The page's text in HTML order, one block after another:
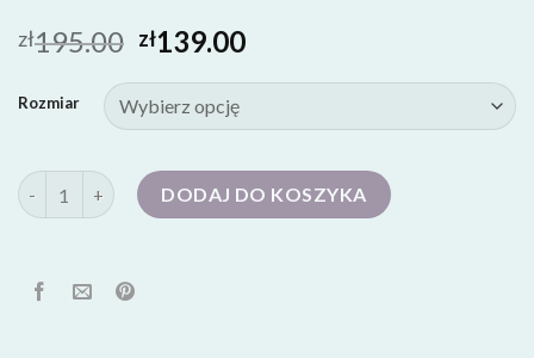
zł195.00 zł139.00
Rozmiar
ilość buty medyczne damskieDODAJ DO KOSZYKA